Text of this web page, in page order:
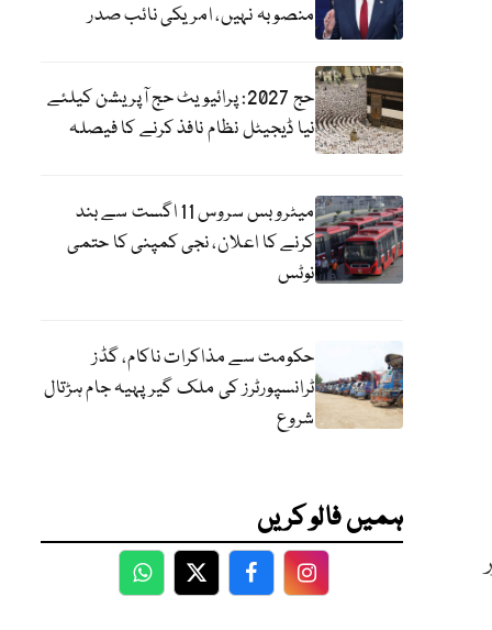
منصوبہ نہیں، امریکی نائب صدر
حج 2027: پرائیویٹ حج آپریشن کیلئے
نیا ڈیجیٹل نظام نافذ کرنے کا فیصلہ
میٹرو بس سروس 11 اگست سے بند
کرنے کا اعلان، نجی کمپنی کا حتمی
نوٹس
حکومت سے مذاکرات ناکام، گڈز
ٹرانسپورٹرز کی ملک گیر پہیہ جام ہڑتال
شروع
ہمیں فالو کریں
WhatsApp
TwitterFacebookFacebook